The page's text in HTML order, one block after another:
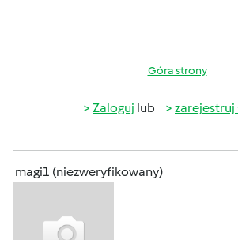
Góra strony
Zaloguj lub zarejestruj
magi1 (niezweryfikowany)